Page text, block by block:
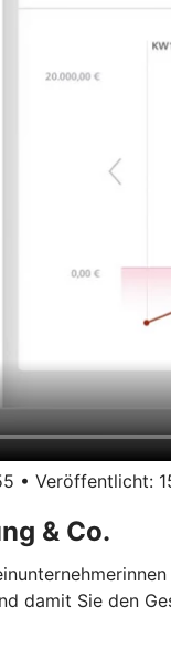
• Veröffentlicht:
& Co.
damit Sie den